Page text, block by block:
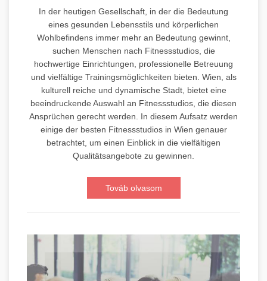
In der heutigen Gesellschaft, in der die Bedeutung
eines gesunden Lebensstils und körperlichen
Wohlbefindens immer mehr an Bedeutung gewinnt,
suchen Menschen nach Fitnessstudios, die
hochwertige Einrichtungen, professionelle Betreuung
und vielfältige Trainingsmöglichkeiten bieten. Wien, als
kulturell reiche und dynamische Stadt, bietet eine
beeindruckende Auswahl an Fitnessstudios, die diesen
Ansprüchen gerecht werden. In diesem Aufsatz werden
einige der besten Fitnessstudios in Wien genauer
betrachtet, um einen Einblick in die vielfältigen
Qualitätsangebote zu gewinnen.
Továb olvasom